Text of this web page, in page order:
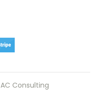
AC Consulting